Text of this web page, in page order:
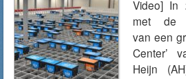
Video] In
met de
van een
Center’
Heijn